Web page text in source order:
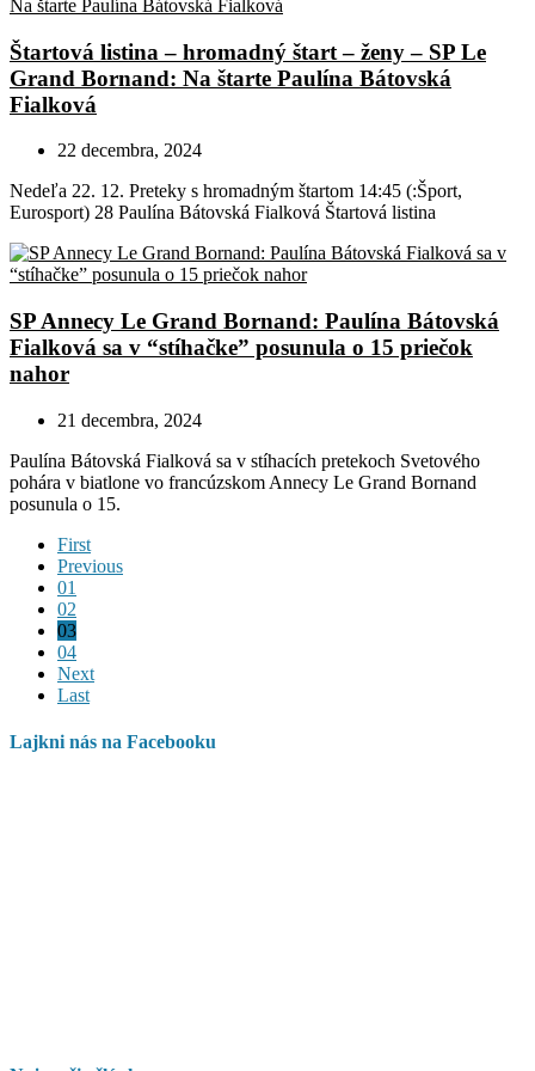
Štartová listina – hromadný štart – ženy – SP Le
Grand Bornand: Na štarte Paulína Bátovská
Fialková
22 decembra, 2024
Nedeľa 22. 12. Preteky s hromadným štartom 14:45 (:Šport,
Eurosport) 28 Paulína Bátovská Fialková Štartová listina
SP Annecy Le Grand Bornand: Paulína Bátovská
Fialková sa v “stíhačke” posunula o 15 priečok
nahor
21 decembra, 2024
Paulína Bátovská Fialková sa v stíhacích pretekoch Svetového
pohára v biatlone vo francúzskom Annecy Le Grand Bornand
posunula o 15.
First
Previous
01
02
03
04
Next
Last
Lajkni nás na Facebooku